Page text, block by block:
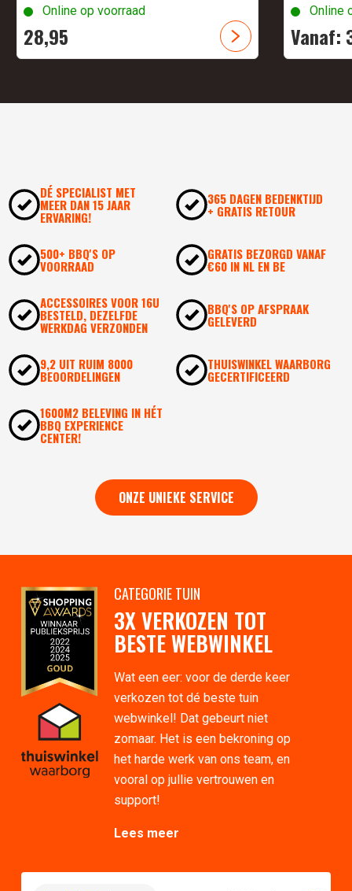
Online op voorraad
28,95
Online
Vanaf:
DÉ SPECIALIST MET
MEER DAN 15 JAAR
ERVARING!
365 DAGEN BEDENKTIJD
+ GRATIS RETOUR
500+ BBQ'S OP
VOORRAAD
GRATIS BEZORGD VANAF
€60 IN NL EN BE
ACCESSOIRES VOOR 16U
BESTELD, DEZELFDE
WERKDAG VERZONDEN
BBQ'S OP AFSPRAAK
GELEVERD
9,2 UIT RUIM 8000
BEOORDELINGEN
THUISWINKEL WAARBORG
GECERTIFICEERD
1600M2 BELEVING IN HÉT
BBQ EXPERIENCE
CENTER!
ONZE UNIEKE SERVICE
CATEGORIE TUIN
3X VERKOZEN TOT
BESTE WEBWINKEL
Wat een eer: voor de derde keer
verkozen tot dé beste tuin
webwinkel! Dat gebeurt niet
zomaar. Het is een bekroning op
het harde werk van ons team, en
vooral op jullie vertrouwen en
support!
Lees meer